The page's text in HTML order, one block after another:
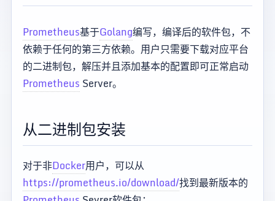
Prometheus基于Golang编写，编译后的软件包，不
依赖于任何的第三方依赖。用户只需要下载对应平台
的二进制包，解压并且添加基本的配置即可正常启动
Prometheus Server。
从二进制包安装
对于非Docker用户，可以从
https://prometheus.io/download/找到最新版本的